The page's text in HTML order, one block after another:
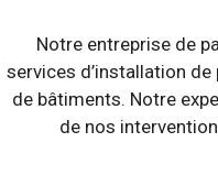
Notre entreprise de
services d’installation
de bâtiments. Notre
de nos